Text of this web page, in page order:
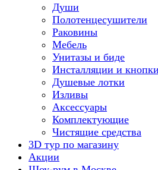
Души
Полотенцесушители
Раковины
Мебель
Унитазы и биде
Инсталляции и кнопки
Душевые лотки
Изливы
Аксессуары
Комплектующие
Чистящие средства
3D тур по магазину
Акции